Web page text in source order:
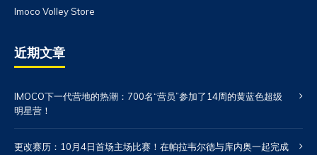
Imoco Volley Store
近期文章
IMOCO下一代营地的热潮：700名“营员”参加了14周的黄蓝色超级
明星营！
更改赛历：10月4日首场主场比赛！在帕拉韦尔德与库内奥一起完成